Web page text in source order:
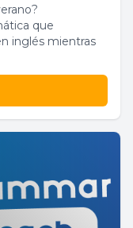
que
inglés mientras